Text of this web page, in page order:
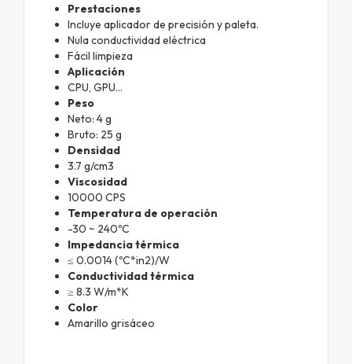
Prestaciones
Incluye aplicador de precisión y paleta.
Nula conductividad eléctrica
Fácil limpieza
Aplicación
CPU, GPU...
Peso
Neto: 4 g
Bruto: 25 g
Densidad
3.7 g/cm3
Viscosidad
10000 CPS
Temperatura de operación
-30 ~ 240ºC
Impedancia térmica
≤ 0.0014 (ºC*in2)/W
Conductividad térmica
≥ 8.3 W/m*K
Color
Amarillo grisáceo